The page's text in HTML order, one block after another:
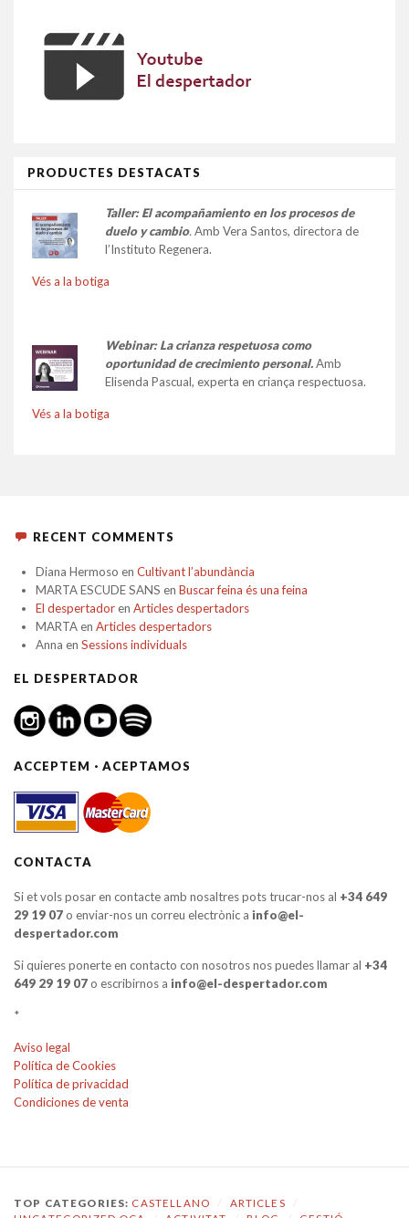
PRODUCTES DESTACATS
Taller: El acompañamiento en los procesos de
duelo y cambio.Amb Vera Santos, directora de
l’Instituto Regenera.
Vés a la botiga
Webinar: La crianza respetuosa como
oportunidad de crecimiento personal.Amb
Elisenda Pascual, experta en criança respectuosa.
Vés a la botiga
RECENT COMMENTS
Diana Hermoso en Cultivant l’abundància
MARTA ESCUDE SANS en Buscar feina és una feina
El despertadoren Articles despertadors
MARTAen Articles despertadors
Anna en Sessions individuals
EL DESPERTADOR
ACCEPTEM · ACEPTAMOS
CONTACTA
Si et vols posar en contacte amb nosaltres pots trucar-nos al +34 649
29 19 07o enviar-nos un correu electrònic a info@el-
despertador.com
Si quieres ponerte en contacto con nosotros nos puedes llamar al +34
649 29 19 07o escribirnos a info@el-despertador.com
*
Aviso legal
Política de Cookies
Política de privacidad
Condiciones de venta
TOP CATEGORIES: CASTELLANO ARTICLES